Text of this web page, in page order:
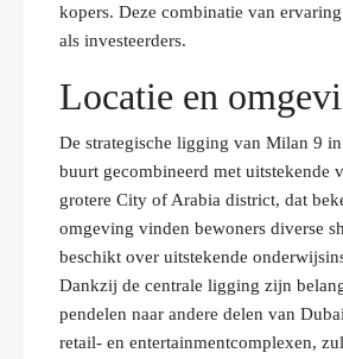
kopers. Deze combinatie van
als investeerders.
Locatie en
De strategische ligging van Milan 9
buurt gecombineerd met uitstekende
grotere City of Arabia district, dat
omgeving vinden bewoners diverse
beschikt over uitstekende
Dankzij de centrale ligging zijn
pendelen naar andere delen van
retail- en entertainmentcomplexen,